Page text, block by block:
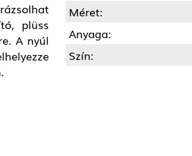
plüss
A nyúl
Méret:
Anyaga:
Szín: